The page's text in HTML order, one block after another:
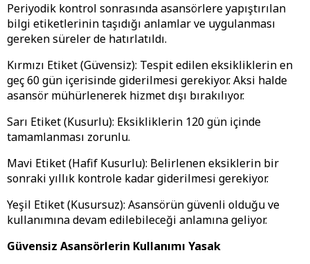
Periyodik kontrol sonrasında asansörlere yapıştırılan
bilgi etiketlerinin taşıdığı anlamlar ve uygulanması
gereken süreler de hatırlatıldı.
Kırmızı Etiket (Güvensiz): Tespit edilen eksikliklerin en
geç 60 gün içerisinde giderilmesi gerekiyor. Aksi halde
asansör mühürlenerek hizmet dışı bırakılıyor.
Sarı Etiket (Kusurlu): Eksikliklerin 120 gün içinde
tamamlanması zorunlu.
Mavi Etiket (Hafif Kusurlu): Belirlenen eksiklerin bir
sonraki yıllık kontrole kadar giderilmesi gerekiyor.
Yeşil Etiket (Kusursuz): Asansörün güvenli olduğu ve
kullanımına devam edilebileceği anlamına geliyor.
Güvensiz Asansörlerin Kullanımı Yasak